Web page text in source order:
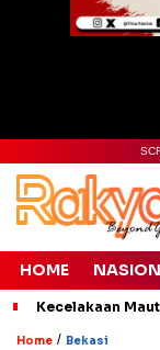
HOME
Kecelakaan
Home / Bekasi